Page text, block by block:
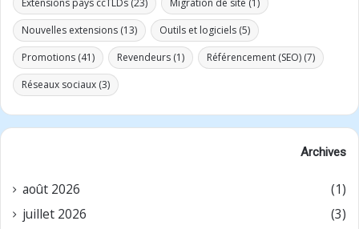
Extensions pays ccTLDs (23) Migration de site (1)
Nouvelles extensions (13) Outils et logiciels (5)
Promotions (41) Revendeurs (1) Référencement (SEO) (7)
Réseaux sociaux (3)
Archives
août 2026
(1)
juillet 2026
(3)